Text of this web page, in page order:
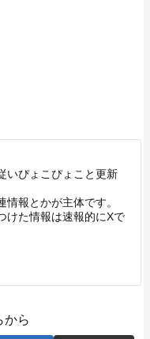
いぴょこぴょこと更新
報とかが主体です。
けた情報は速報的にXで
から